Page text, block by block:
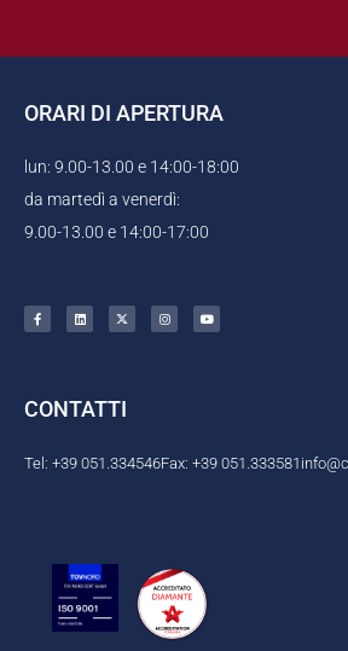
ORARI DI APERTURA
lun: 9.00-13.00 e 14:00-18:00
da martedì a venerdì:
9.00-13.00 e 14:00-17:00
F
a
c
-
f
L
i
n
X
-
t
r
I
n
s
Y
o
u
CONTATTI
Tel: +39 051.334546Fax: +39 051.333581